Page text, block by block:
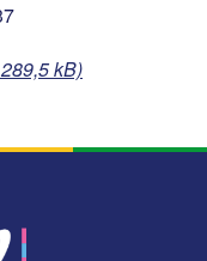
kB)